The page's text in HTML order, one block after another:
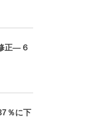
正―６
％に下